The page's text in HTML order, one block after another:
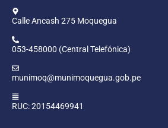
Calle Ancash 275 Moquegua
053-458000 (Central Telefónica)
munimoq@munimoquegua.gob.pe
RUC: 20154469941